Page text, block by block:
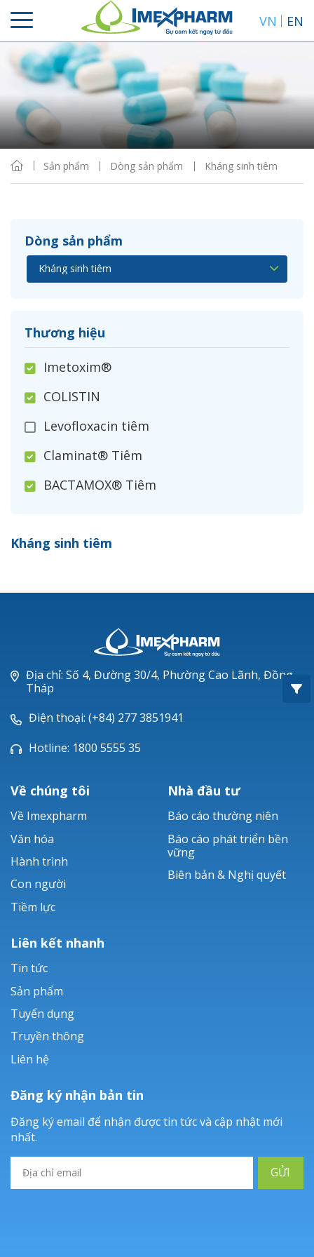
VN EN
Sản phẩm Dòng sản phẩm Kháng sinh tiêm
Dòng sản phẩm
Thương hiệu
Imetoxim®
COLISTIN
Levofloxacin tiêm
Claminat® Tiêm
BACTAMOX® Tiêm
Ceftizoxim®
Piperacillin
Ticarlinat®
Zobacta®
Bacsulfo®
Kháng sinh tiêm
Sắp xếp
Hiển thị
Địa chỉ: Số 4, Đường 30/4, Phường Cao Lãnh, Đồng
Tháp
Điện thoại: (+84) 277 3851941
Hotline: 1800 5555 35
Về chúng tôi
Về Imexpharm
Văn hóa
Hành trình
Con người
Tiềm lực
Nhà đầu tư
Báo cáo thường niên
Báo cáo phát triển bền
vững
Biên bản & Nghị quyết
Liên kết nhanh
Tin tức
Sản phẩm
Tuyển dụng
Truyền thông
Liên hệ
Đăng ký nhận bản tin
Đăng ký email để nhận được tin tức và cập nhật mới
nhất.
GỬI